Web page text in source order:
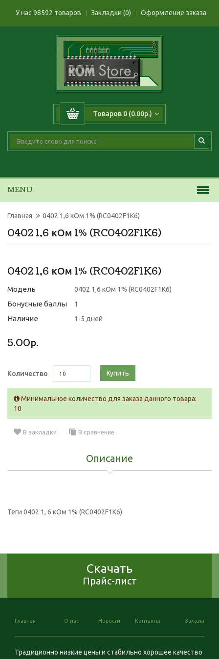
У нас 98592 товаров Закладки (0) Оформление заказа
Товаров 0 (0.00р.)
MENU
0402 1,6 кОм 1% (RC0402F1K6)
Главная 0402 1,6 кОм 1% (RC0402F1K6)
0402 1,6 кОм 1% (RC0402F1K6)
Модель 0402 1,6 кОм 1% (RC0402F1K6)
Бонусные баллы 1
Наличие 1-5 дней
5.00р.
Количество Купить
Минимальное количество для заказа данного товара:
10
В закладки В сравнение
Описание
Теги 0402 1, 6 кОм 1% (RC0402F1K6)
Скачать
Прайс-лист
Главная О нас Новости Контакты Заказы
Традиционно низкие цены и стабильно хорошее качество